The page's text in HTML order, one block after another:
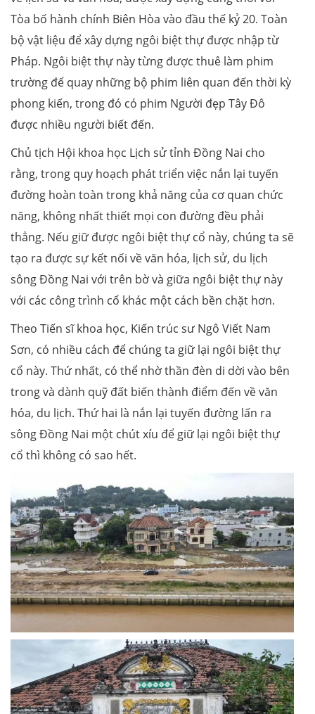
Tòa bố hành chính Biên Hòa vào đầu thế kỷ 20. Toàn
bộ vật liệu để xây dựng ngôi biệt thự được nhập từ
Pháp. Ngôi biệt thự này từng được thuê làm phim
trường để quay những bộ phim liên quan đến thời kỳ
phong kiến, trong đó có phim Người đẹp Tây Đô
được nhiều người biết đến.
Chủ tịch Hội khoa học Lịch sử tỉnh Đồng Nai cho
rằng, trong quy hoạch phát triển việc nắn lại tuyến
đường hoàn toàn trong khả năng của cơ quan chức
năng, không nhất thiết mọi con đường đều phải
thẳng. Nếu giữ được ngôi biệt thự cổ này, chúng ta sẽ
tạo ra được sự kết nối về văn hóa, lịch sử, du lịch
sông Đồng Nai với trên bờ và giữa ngôi biệt thự này
với các công trình cổ khác một cách bền chặt hơn.
Theo Tiến sĩ khoa học, Kiến trúc sư Ngô Viết Nam
Sơn, có nhiều cách để chúng ta giữ lại ngôi biệt thự
cổ này. Thứ nhất, có thể nhờ thần đèn di dời vào bên
trong và dành quỹ đất biến thành điểm đến về văn
hóa, du lịch. Thứ hai là nắn lại tuyến đường lấn ra
sông Đồng Nai một chút xíu để giữ lại ngôi biệt thự
cổ thì không có sao hết.